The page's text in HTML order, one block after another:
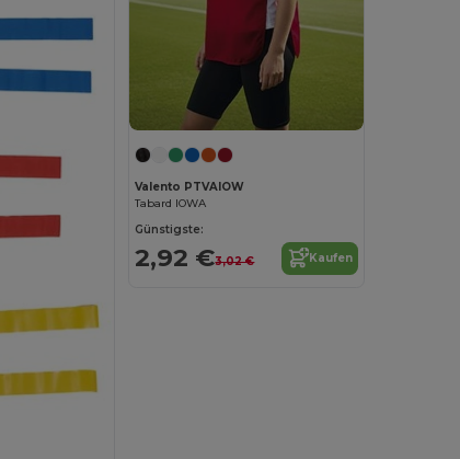
Valento PTVAIOW
Tabard IOWA
Günstigste:
2,92 €3,02 € Kaufen